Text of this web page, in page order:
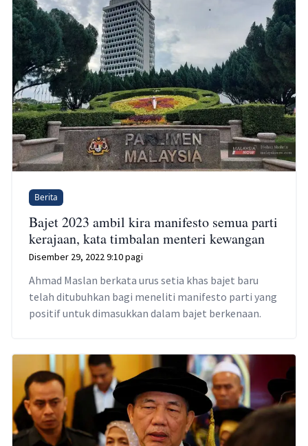
Berita
Bajet 2023 ambil kira manifesto semua parti
kerajaan, kata timbalan menteri kewangan
Disember 29, 2022 9:10 pagi
Ahmad Maslan berkata urus setia khas bajet baru
telah ditubuhkan bagi meneliti manifesto parti yang
positif untuk dimasukkan dalam bajet berkenaan.